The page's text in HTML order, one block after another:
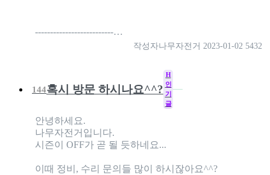
--------------------------…
작성자나무자전거 2023-01-02 5432
144혹시 방문 하시나요^^?
H
인
기
글
안녕하세요.
나무자전거입니다.
시즌이 OFF가 곧 될 듯하네요...
이때 정비, 수리 문의들 많이 하시잖아요^^?